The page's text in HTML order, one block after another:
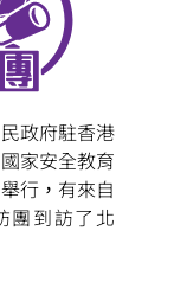
政府駐香港
家安全教育
行，有來自
團到訪了北